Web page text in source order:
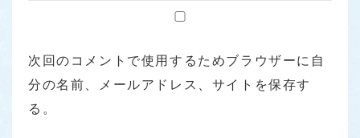
次回のコメントで使用するためブラウザーに自
分の名前、メールアドレス、サイトを保存す
る。